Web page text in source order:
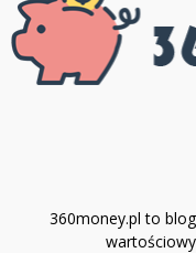
360money.pl to